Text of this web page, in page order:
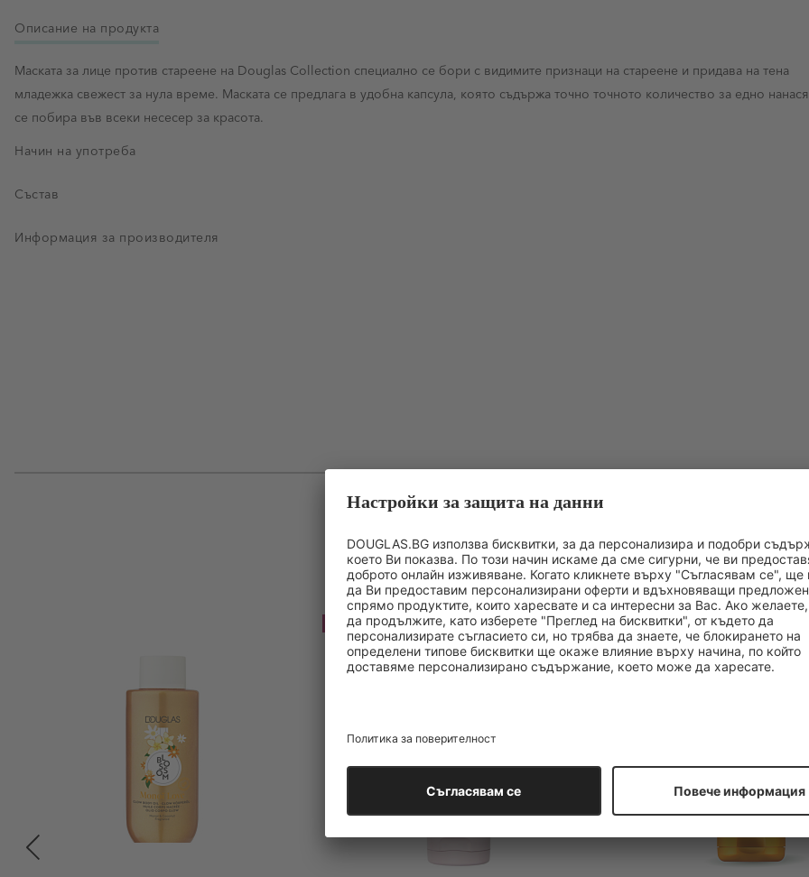
Описание на продукта
Маската за лице против стареене на Douglas Collection специално се бори с видимите признаци на стареене и придава на тена
младежка свежест за нула време. Маската се предлага в удобна капсула, която съдържа точно точното количество за едно
се побира във всеки несесер за красота.
Начин на употреба
Състав
Информация за производителя
МОЖЕ БИ БИХТЕ ХАРЕСАЛИ:
-30% до -20%